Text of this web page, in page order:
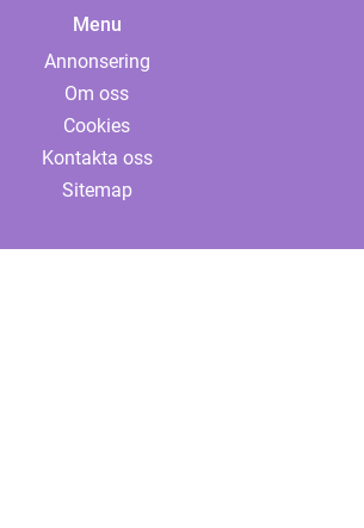
Menu
Annonsering
Om oss
Cookies
Kontakta oss
Sitemap